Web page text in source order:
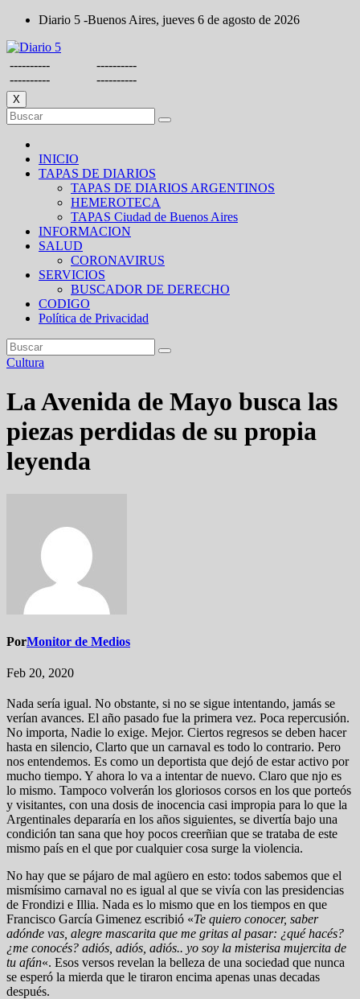
Saltar
contenido
Diario 5 -Buenos Aires, jueves 6 de agosto de 2026
----------
----------
----------
----------
X
INICIO
TAPAS DE DIARIOS
TAPAS DE DIARIOS ARGENTINOS
HEMEROTECA
TAPAS Ciudad de Buenos Aires
INFORMACION
SALUD
CORONAVIRUS
SERVICIOS
BUSCADOR DE DERECHO
CODIGO
Política de Privacidad
Cultura
La Avenida de Mayo busca las
piezas perdidas de su propia
leyenda
PorMonitor de Medios
Feb 20, 2020
Nada sería igual. No obstante, si no se sigue intentando, jamás se
verían avances. El año pasado fue la primera vez. Poca repercusión.
No importa, Nadie lo exige. Mejor. Ciertos regresos se deben hacer
hasta en silencio, Clarto que un carnaval es todo lo contrario. Pero
nos entendemos. Es como un deportista que dejó de estar activo por
mucho tiempo. Y ahora lo va a intentar de nuevo. Claro que njo es
lo mismo. Tampoco volverán los gloriosos corsos en los que porteós
y visitantes, con una dosis de inocencia casi impropia para lo que la
Argentinales depararía en los años siguientes, se divertía bajo una
condición tan sana que hoy pocos creerñian que se trataba de este
mismo país en el que por cualquier cosa surge la violencia.
No hay que se pájaro de mal agüero en esto: todos sabemos que el
mismísimo carnaval no es igual al que se vivía con las presidencias
de Frondizi e Illia. Nada es lo mismo que en los tiempos en que
Francisco García Gimenez escribió «Te quiero conocer, saber
adónde vas, alegre mascarita que me gritas al pasar: ¿qué hacés?
¿me conocés? adiós, adiós, adiós.. yo soy la misterisa mujercita de
tu afán«. Esos versos revelan la belleza de una sociedad que nunca
se esperó la mierda que le tiraron encima apenas unas decadas
después.